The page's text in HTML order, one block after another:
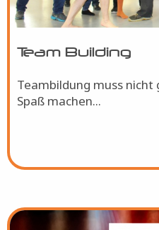
Team Building
Teambildung muss nicht
Spaß machen...
Bild